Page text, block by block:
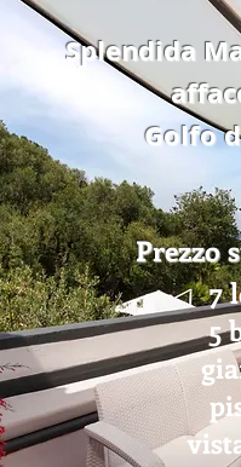
Splendida
Golfo
Prezzo
7
5